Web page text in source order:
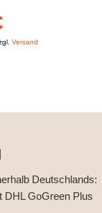
Versand
Deutschlands:
DHL GoGreen Plus